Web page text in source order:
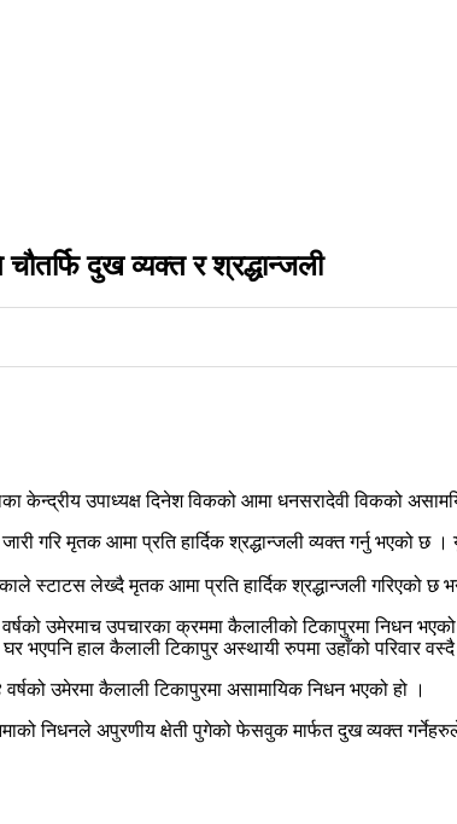
चौतर्फि दुख व्यक्त र श्रद्धान्जली
केन्द्रीय उपाध्यक्ष दिनेश विकको आमा धनसरादेवी विकको
गरि मृतक आमा प्रति हार्दिक श्रद्धान्जली व्यक्त गर्नु भएको
लेख्दै मृतक आमा प्रति हार्दिक श्रद्धान्जली गरिएको छ
उमेरमाच उपचारका क्रममा कैलालीको टिकापुरमा निधन भएको
भएपनि हाल कैलाली टिकापुर अस्थायी रुपमा उहाँको परिवार
उमेरमा कैलाली टिकापुरमा असामायिक निधन भएको हो ।
निधनले अपुरणीय क्षेती पुगेको फेसवुक मार्फत दुख व्यक्त